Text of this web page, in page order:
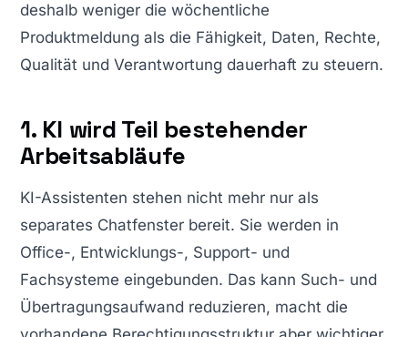
deshalb weniger die wöchentliche
Produktmeldung als die Fähigkeit, Daten, Rechte,
Qualität und Verantwortung dauerhaft zu steuern.
1. KI wird Teil bestehender
Arbeitsabläufe
KI-Assistenten stehen nicht mehr nur als
separates Chatfenster bereit. Sie werden in
Office-, Entwicklungs-, Support- und
Fachsysteme eingebunden. Das kann Such- und
Übertragungsaufwand reduzieren, macht die